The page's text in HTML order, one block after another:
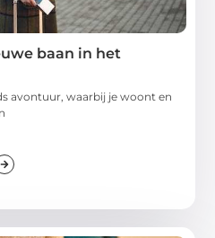
baan in het
avontuur, waarbij je woont en